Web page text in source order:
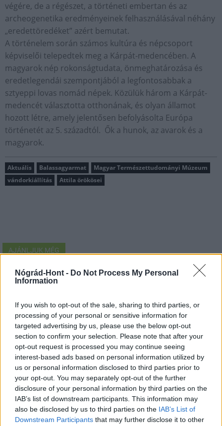
Nógrád-Hont - Do Not Process My Personal
Information
If you wish to opt-out of the sale, sharing to third parties, or
processing of your personal or sensitive information for
targeted advertising by us, please use the below opt-out
section to confirm your selection. Please note that after your
opt-out request is processed you may continue seeing
interest-based ads based on personal information utilized by
us or personal information disclosed to third parties prior to
your opt-out. You may separately opt-out of the further
disclosure of your personal information by third parties on the
IAB’s list of downstream participants. This information may
also be disclosed by us to third parties on the IAB’s List of
Downstream Participants that may further disclose it to other
végére, de a régészet, a történeti embertan és az
archeogenetika eredményeinek felhasználásával néhány
„eredettöredéket” azért bemutat.
A történelem során számos kultúra és népcsoport
képviselői telepedtek meg a Kárpát-medencében. A
magyarok nép rokonságtudata, önmeghatározása és
eredetlegendái szempontjából a legfontosabbak a
sztyeppi lovas nomád népek. Közülük három a Kárpát-
medencét választotta otthonának, és olyan államot
hozott létre, amely jelentősen befolyásolta Európa
történetét az 5. századtól. Ők a hunok, az avarok és a
magyarok.
Aktuális Balassagyarmat
Magyar Természettudományi Múzeum
vándorkiállítás
Attila örökösei
AJÁNLJUK MÉG
Klíma-X